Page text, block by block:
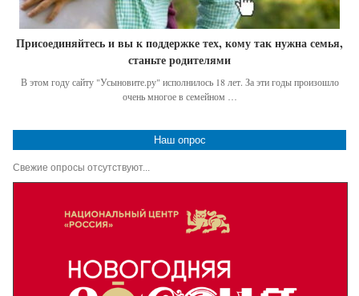
Присоединяйтесь и вы к поддержке тех, кому так нужна семья,
станьте родителями
В этом году сайту "Усыновите.ру" исполнилось 18 лет. За эти годы произошло
очень многое в семейном …
Наш опрос
Свежие опросы отсутствуют...